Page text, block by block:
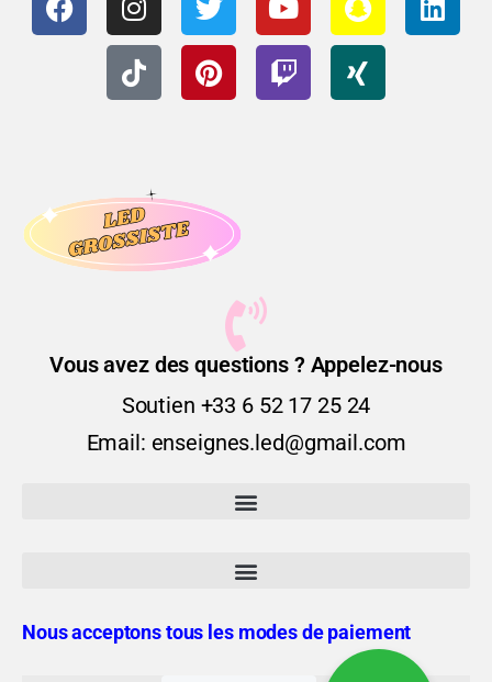
Vous avez des questions ? Appelez-nous
Soutien +33 6 52 17 25 24
Email: enseignes.led@gmail.com
Nous acceptons tous les modes de paiement